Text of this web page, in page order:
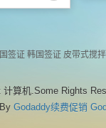
签证 韩国签证 皮带式搅
计算机.Some Rights
Godaddy续费促销